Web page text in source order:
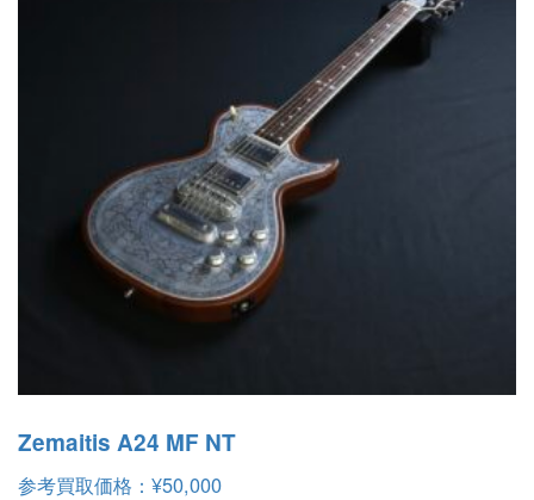
Zemaitis A24 MF NT
参考買取価格： ¥50,000